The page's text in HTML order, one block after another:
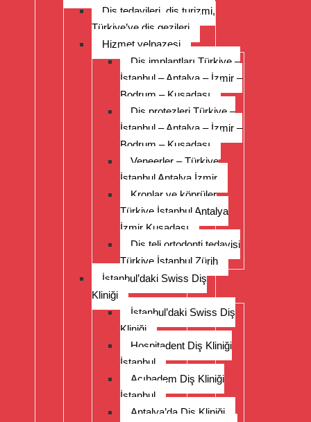
Diş tedavileri, diş turizmi,
Türkiye’ye diş gezileri
Hizmet yelpazesi
Diş implantları Türkiye –
İstanbul – Antalya – İzmir –
Bodrum – Kuşadası
Diş protezleri Türkiye –
İstanbul – Antalya – İzmir –
Bodrum – Kuşadası
Veneerler – Türkiye
İstanbul Antalya İzmir
Kronlar ve köprüler
Türkiye İstanbul Antalya
İzmir Kuşadası
Diş teli ortodonti tedavisi
Türkiye İstanbul Zürih
İstanbul’daki Swiss Diş
Kliniği
İstanbul’daki Swiss Diş
Kliniği
Hospitadent Diş Kliniği
İstanbul
Acıbadem Diş Kliniği
İstanbul
Antalya’da Diş Kliniği